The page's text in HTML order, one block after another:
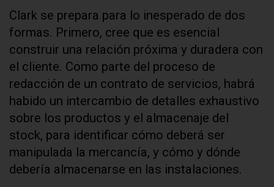
Clark se prepara para lo inesperado de dos
formas. Primero, cree que es esencial
construir una relación próxima y duradera con
el cliente. Como parte del proceso de
redacción de un contrato de servicios, habrá
habido un intercambio de detalles exhaustivo
sobre los productos y el almacenaje del
stock, para identificar cómo deberá ser
manipulada la mercancía, y cómo y dónde
debería almacenarse en las instalaciones.